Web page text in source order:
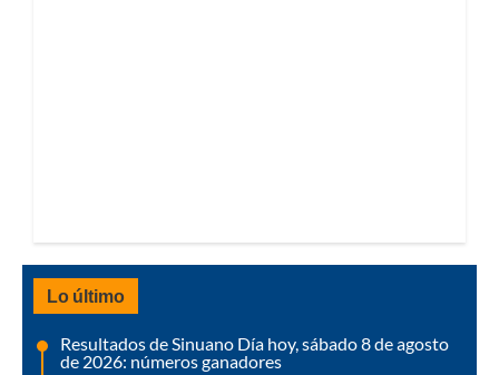
Lo último
Resultados de Sinuano Día hoy, sábado 8 de agosto
de 2026: números ganadores